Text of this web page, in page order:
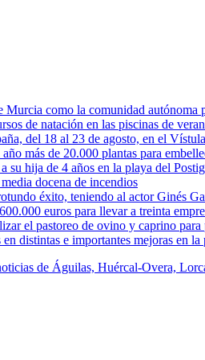
como la comunidad autónoma
de natación en las piscinas de
del 18 al 23 de agosto, en el
más de 20.000 plantas para
su hija de 4 años en la playa del
docena de incendios
éxito, teniendo al actor Ginés
euros para llevar a treinta
el pastoreo de ovino y caprino para
distintas e importantes mejoras en
de Águilas, Huércal-Overa,